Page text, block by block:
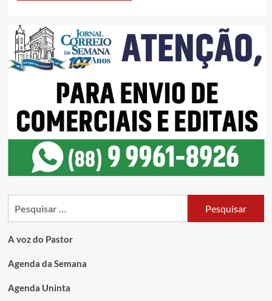
A voz do Pastor
Agenda da Semana
Agenda Uninta